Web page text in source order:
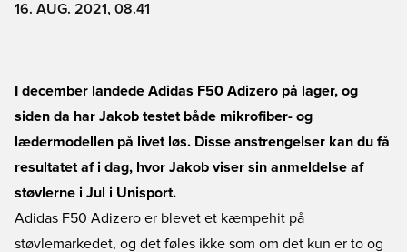
16. AUG. 2021, 08.41
I december landede Adidas F50 Adizero på lager, og
siden da har Jakob testet både mikrofiber- og
lædermodellen på livet løs. Disse anstrengelser kan du få
resultatet af i dag, hvor Jakob viser sin anmeldelse af
støvlerne i Jul i Unisport.
Adidas F50 Adizero er blevet et kæmpehit på
støvlemarkedet, og det føles ikke som om det kun er to og